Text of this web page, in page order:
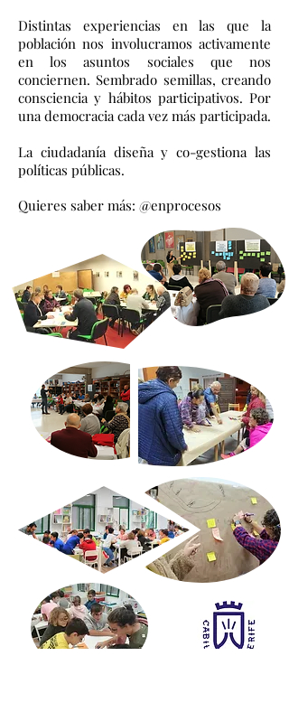
Distintas experiencias en las que la
población nos involucramos activamente
en los asuntos sociales que nos
conciernen. Sembrado semillas, creando
consciencia y hábitos participativos. Por
una democracia cada vez más participada.
La ciudadanía diseña y co-gestiona las
políticas públicas.
Quieres saber más: @enprocesos